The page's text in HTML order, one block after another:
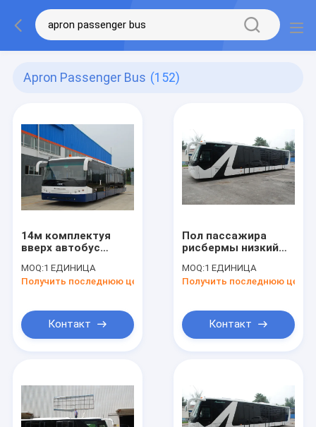
Apron Passenger Bus (152)
14м комплектуя
вверх автобус
автобуса 120
пассажиров полно
MOQ:1 ЕДИНИЦА
Получить последнюю цену
Контакт
Пол пассажира
рисбермы низкий
автобусе авиапорта
с алюминиевым
MOQ:1 ЕДИНИЦА
Получить последнюю цену
Контакт